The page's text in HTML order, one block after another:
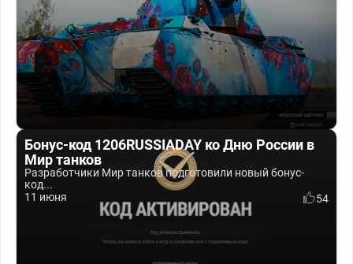
Бонус-код 1206RUSSIADAY ко Дню России в
Мир танков
Разработчики Мир танков подготовили новый бонус-
код...
11 июня
54